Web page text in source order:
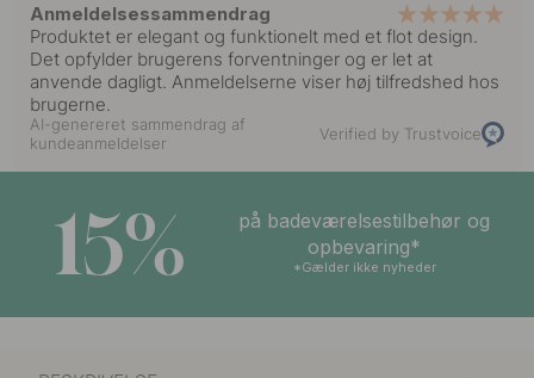
Anmeldelsessammendrag
Produktet er elegant og funktionelt med et flot design.
Det opfylder brugerens forventninger og er let at
anvende dagligt. Anmeldelserne viser høj tilfredshed hos
brugerne.
AI-genereret sammendrag af
kundeanmeldelser
Verified by Trustvoice
15%
på badeværelsestilbehør og
opbevaring*
*Gælder ikke nyheder